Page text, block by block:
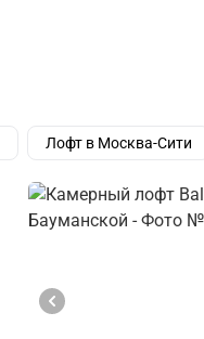
Лофт в Москва-Сити